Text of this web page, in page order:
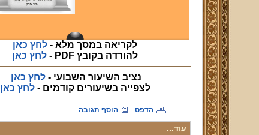
לקריאה במסך מלא - לחץ כאן
להורדה בקובץ PDF -
לחץ כאן
נציב השיעור השבועי - לחץ כאן
לצפייהבשיעורים קודמים -לחץ כאן
הדפס הוסף תגובה
עוד...